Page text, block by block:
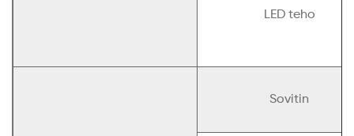
LED teho
Sovitin